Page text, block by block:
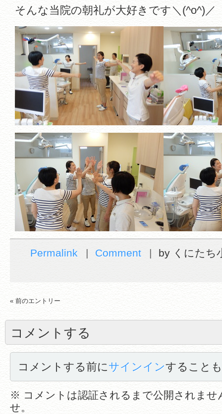
そんな当院の朝礼が大好きです＼(^o^)／
Permalink Comment by くにたち
« 前のエントリー
コメントする
コメントする前にサインインすること
※ コメントは認証されるまで公開されませ
せ。